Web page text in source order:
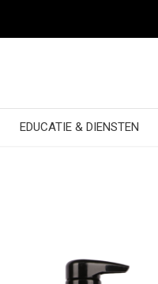
EDUCATIE & DIENSTEN